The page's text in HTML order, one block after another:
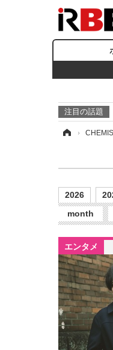
注目の話題
›
2026
month
エンタメ